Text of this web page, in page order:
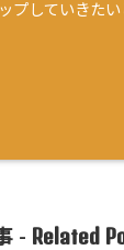
プしていきたい
- Related